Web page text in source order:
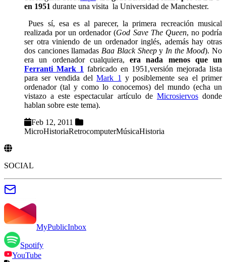
en 1951 durante una visita la Universidad de Manchester.
Pues sí, esa es al parecer, la primera recreación musical
realizada por un ordenador (God Save The Queen, no podría
ser otra viniendo de un ordenador inglés, además hay otras
dos canciones llamadas Baa Black Sheepy In the Mood). No
era un ordenador cualquiera, era nada menos que un
Ferranti Mark 1 fabricado en 1951,versión mejorada lista
para ser vendida delMark 1 y posiblemente sea el primer
ordenador (tal y como lo conocemos) del mundo (echa un
vistazo a este espectacular artículo de Microsiervosdonde
hablan sobre este tema).
Feb 12, 2011
MicroHistoriaRetrocomputerMúsicaHistoria
SOCIAL
MyPublicInbox
Spotify
YouTube